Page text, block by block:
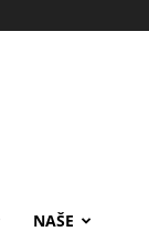
NAŠE